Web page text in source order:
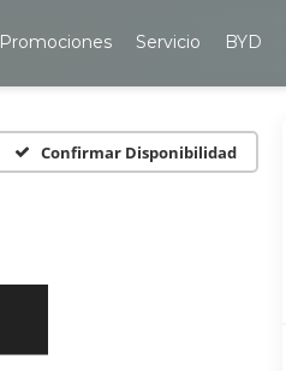
Promociones Servicio BYD
Confirmar Disponibilidad